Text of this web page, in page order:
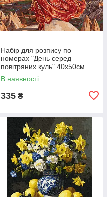
Набір для розпису по
номерах "День серед
повітряних куль" 40х50см
В наявності
335 ₴